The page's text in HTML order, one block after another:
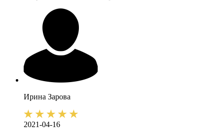
Ирина Зарова
2021-04-16